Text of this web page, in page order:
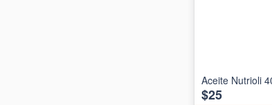
Aceite Nutrioli
$25